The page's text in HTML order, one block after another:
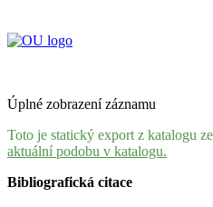
Úplné zobrazení záznamu
Toto je statický export z katalogu
aktuální podobu v katalogu.
Bibliografická citace